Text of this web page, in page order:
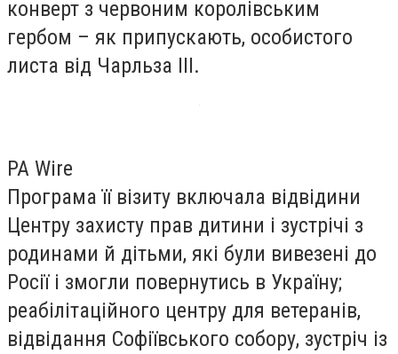
конверт з червоним королівським
гербом – як припускають, особистого
листа від Чарльза ІІІ.
PA Wire
Програма її візиту включала відвідини
Центру захисту прав дитини і зустрічі з
родинами й дітьми, які були вивезені до
Росії і змогли повернутись в Україну;
реабілітаційного центру для ветеранів,
відвідання Софіївського собору, зустріч із